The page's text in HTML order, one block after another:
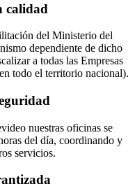
calidad
del Ministerio del
dependiente de dicho
a todas las Empresas
todo el territorio nacional).
nuestras oficinas se
del día, coordinando y
servicios.